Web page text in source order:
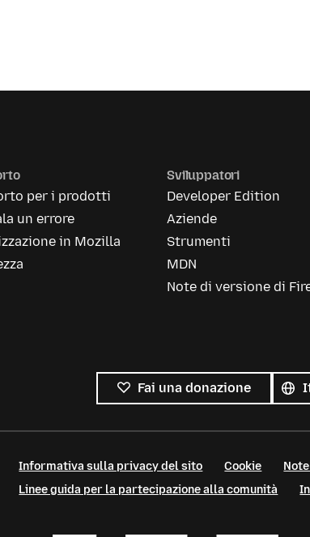
per i prodotti
un errore
in Mozilla
Sviluppatori
Developer Edition
Aziende
Strumenti
MDN
Note di versione di
Fai una donazione
le
lingue
Lingua
Informativa sulla privacy del sito Cookie
Linee guida per la partecipazione alla comunità